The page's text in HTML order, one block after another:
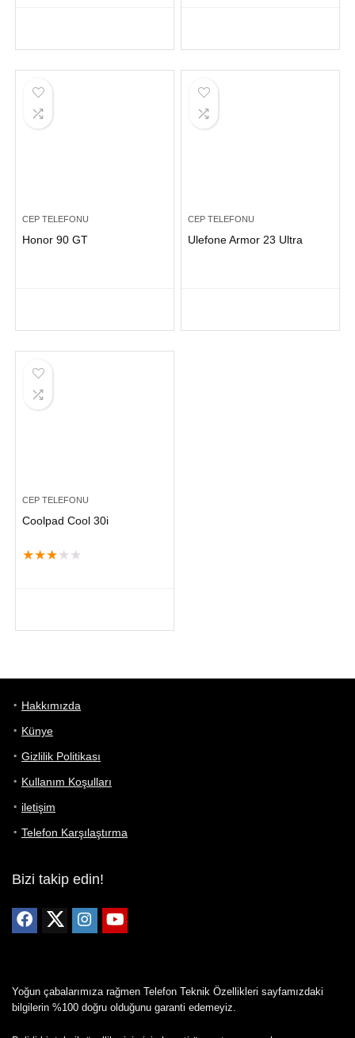
CEP TELEFONU
Honor 90 GT
CEP TELEFONU
Ulefone Armor 23 Ultra
CEP TELEFONU
Coolpad Cool 30i
★★★ ★ ★
Hakkımızda
Künye
Gizlilik Politikası
Kullanım Koşulları
iletişim
Telefon Karşılaştırma
Bizi takip edin!
Yoğun çabalarımıza rağmen Telefon Teknik Özellikleri sayfamızdaki
bilgilerin %100 doğru olduğunu garanti edemeyiz.